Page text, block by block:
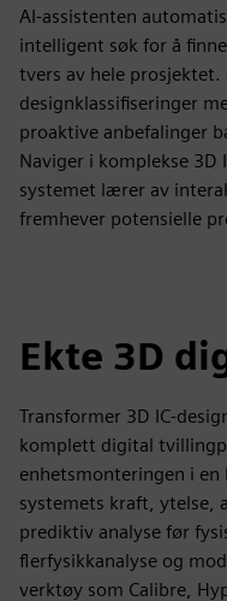
AI-assistenten
intelligent søk for å
tvers av hele
designklassifiseringer
proaktive anbefalinger
Naviger i komplekse
systemet lærer av
fremhever potensielle
Ekte 3D
Transformer 3D IC-
komplett digital
enhetsmonteringen i
systemets kraft, ytelse,
prediktiv analyse før
flerfysikkanalyse og
verktøy som Calibre,